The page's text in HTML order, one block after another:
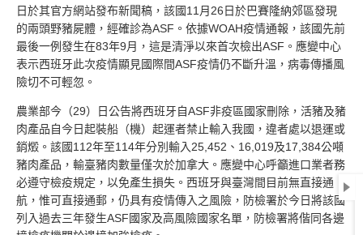
日於其官方網站發布新聞稿，該國11月26日於巴賽隆納郊區發現
的兩頭野豬屍體，經確診為ASF。依據WOAH疫情通報，該國先前
最後一例發生在83年9月，這是清淨以來首次檢出ASF。應變中心
表示西班牙此次疫情顯見國際間ASF疫情仍不斷升溫，病毒傳播風
險切不可輕忽。
農業部今（29）日公告將西班牙自ASF非疫區國家刪除，活豬及豬
肉產品自今日起裝船（機）起運者禁止輸入我國，違者處以退運或
銷燬。該國112年至114年分別輸入25,452、16,019及17,384公噸
豬肉產品，輸臺豬肉數量僅次於加拿大。應變中心呼籲進口業者務
必遵守檢疫規定，以免產生損失。西班牙與臺灣間目前無直接通
航，惟可直接通郵，仍具有疫情傳入之風險，防檢署於今日將該國
列入過去三年發生ASF國家及高風險國家名單，防檢署將偕同各邊